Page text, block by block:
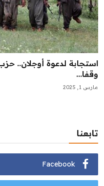
استجابة لدعوة أوجلان..
وقفا...
مارس 1, 2025
تابعنا
Facebook